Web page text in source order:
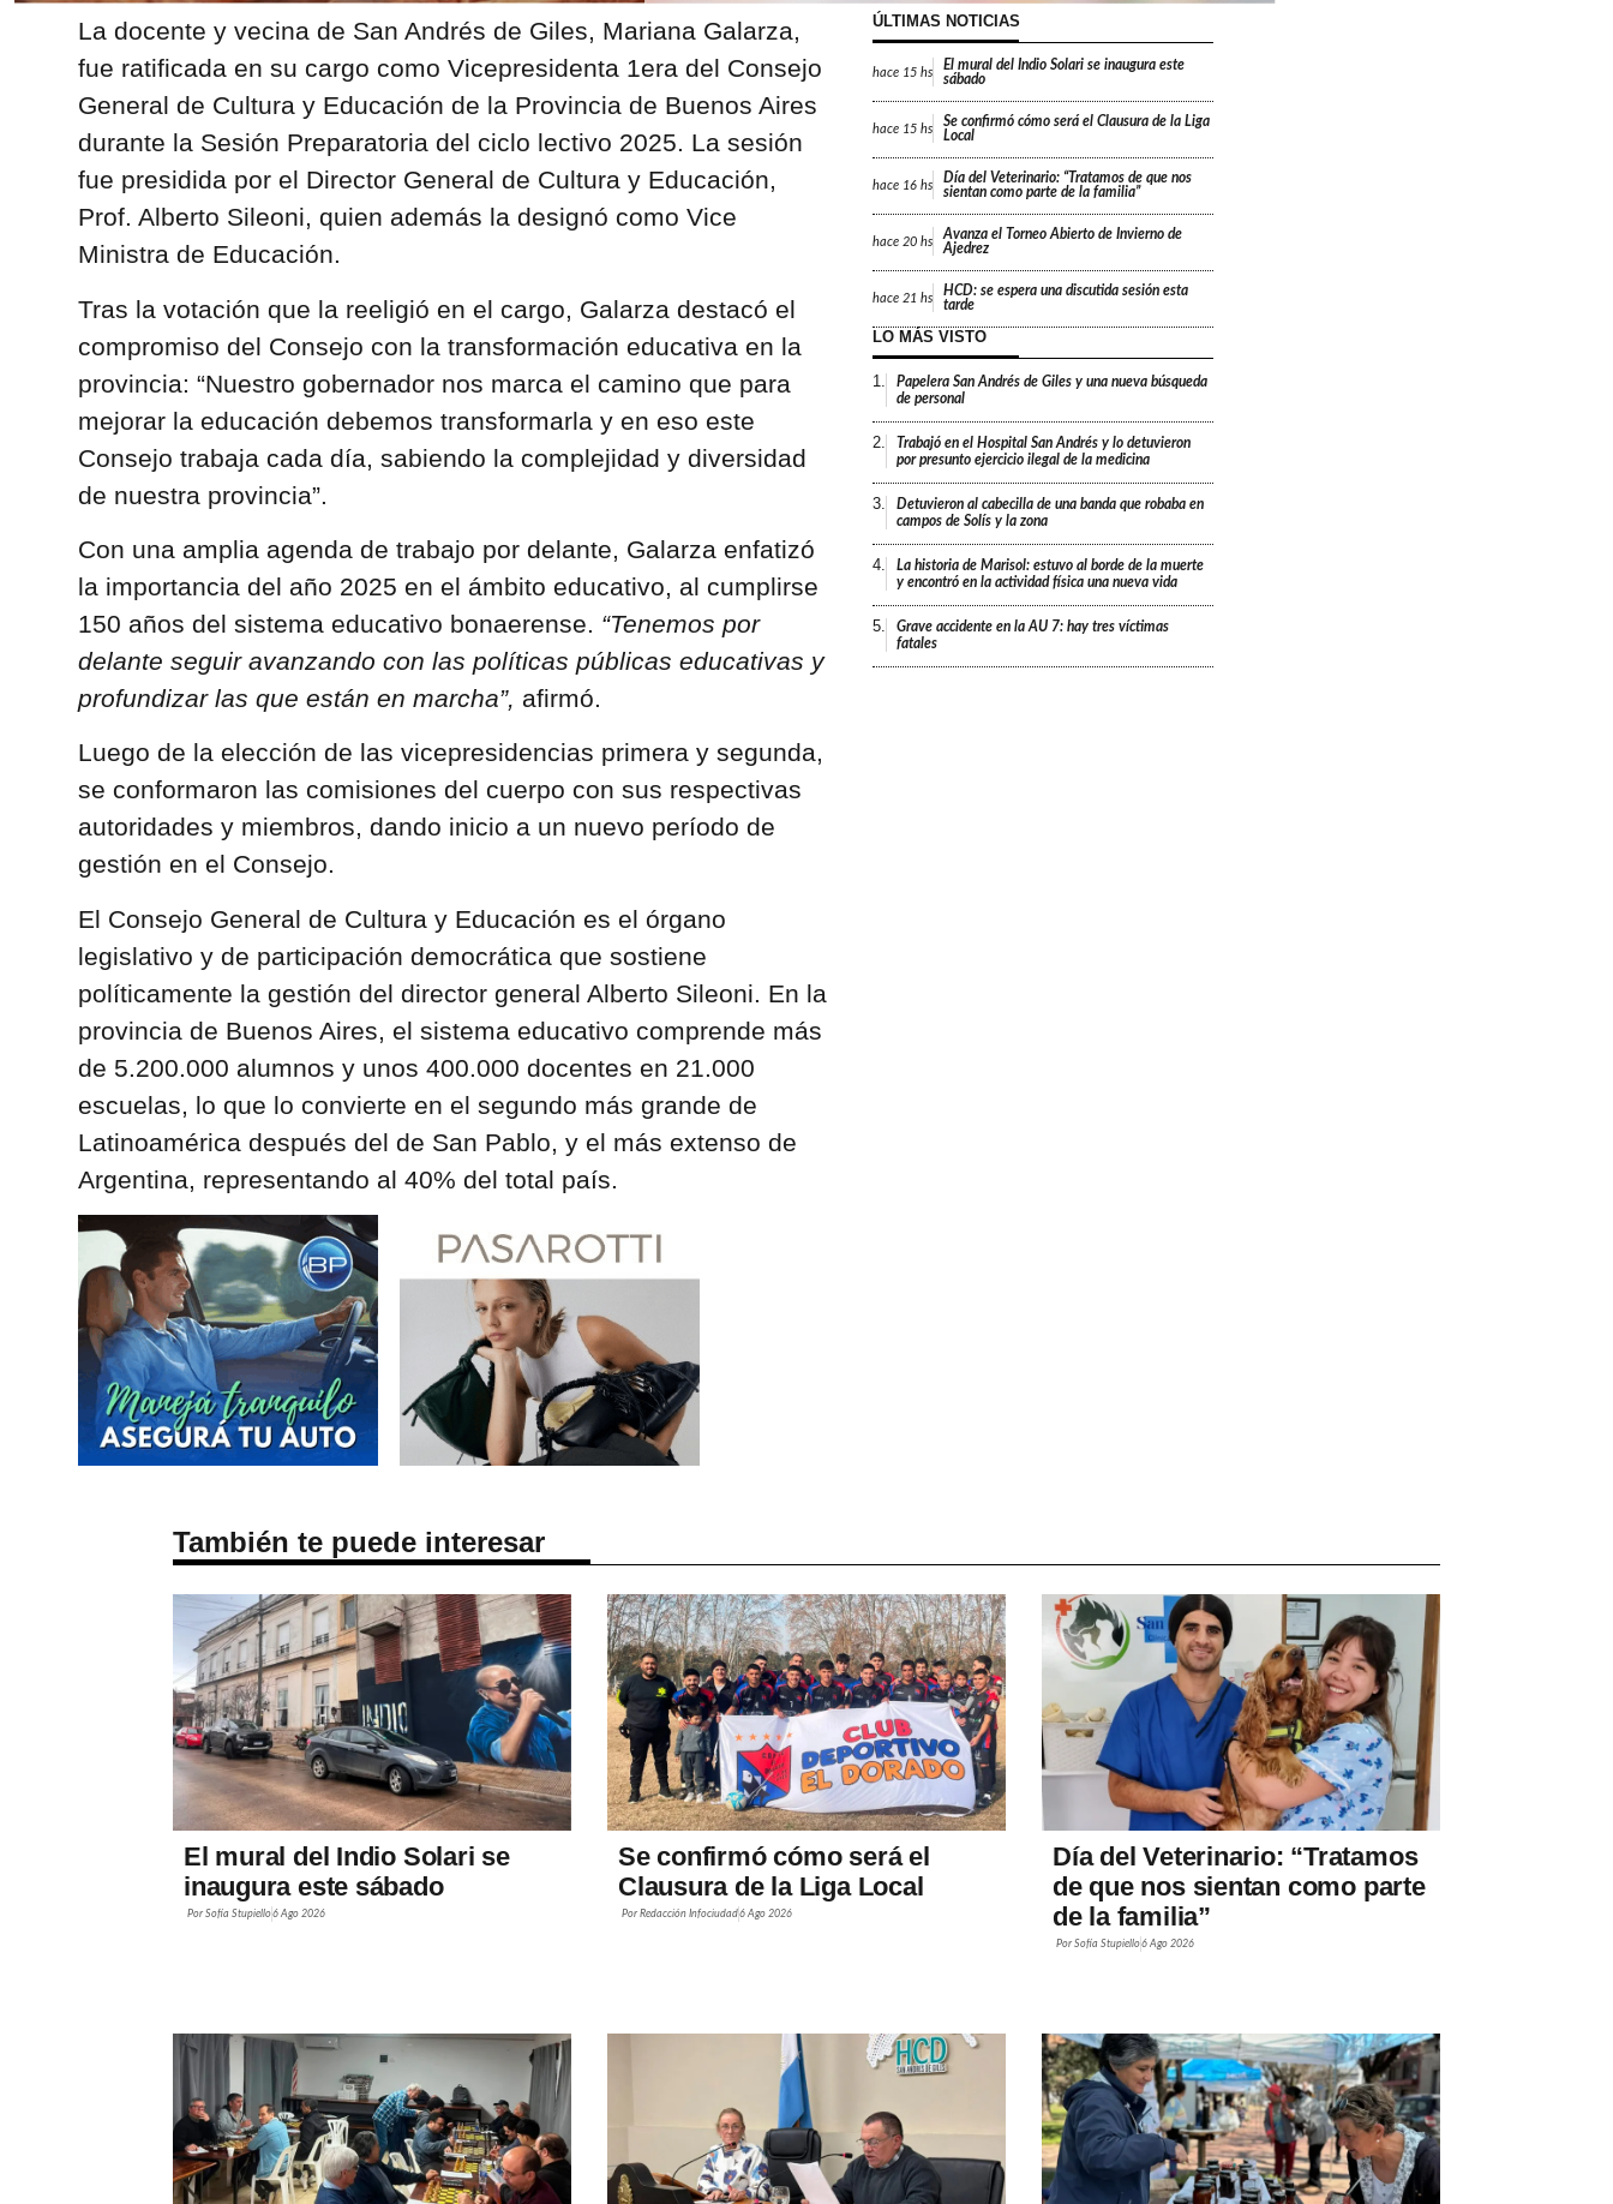
La docente y vecina de San Andrés de Giles, Mariana Galarza,
fue ratificada en su cargo como Vicepresidenta 1era del Consejo
General de Cultura y Educación de la Provincia de Buenos Aires
durante la Sesión Preparatoria del ciclo lectivo 2025. La sesión
fue presidida por el Director General de Cultura y Educación,
Prof. Alberto Sileoni, quien además la designó como Vice
Ministra de Educación.
Tras la votación que la reeligió en el cargo, Galarza destacó el
compromiso del Consejo con la transformación educativa en la
provincia: “Nuestro gobernador nos marca el camino que para
mejorar la educación debemos transformarla y en eso este
Consejo trabaja cada día, sabiendo la complejidad y diversidad
de nuestra provincia”.
Con una amplia agenda de trabajo por delante, Galarza enfatizó
la importancia del año 2025 en el ámbito educativo, al cumplirse
150 años del sistema educativo bonaerense. “Tenemos por
delante seguir avanzando con las políticas públicas educativas y
profundizar las que están en marcha”, afirmó.
Luego de la elección de las vicepresidencias primera y segunda,
se conformaron las comisiones del cuerpo con sus respectivas
autoridades y miembros, dando inicio a un nuevo período de
gestión en el Consejo.
El Consejo General de Cultura y Educación es el órgano
legislativo y de participación democrática que sostiene
políticamente la gestión del director general Alberto Sileoni. En la
provincia de Buenos Aires, el sistema educativo comprende más
de 5.200.000 alumnos y unos 400.000 docentes en 21.000
escuelas, lo que lo convierte en el segundo más grande de
Latinoamérica después del de San Pablo, y el más extenso de
Argentina, representando al 40% del total país.
ÚLTIMAS NOTICIAS
hace 15 hs
El mural del Indio Solari se inaugura este
sábado
hace 15 hs
Se confirmó cómo será el Clausura de la Liga
Local
hace 16 hs
Día del Veterinario: “Tratamos de que nos
sientan como parte de la familia”
hace 20 hs
Avanza el Torneo Abierto de Invierno de
Ajedrez
hace 21 hs
HCD: se espera una discutida sesión esta
tarde
LO MÁS VISTO
1.
Papelera San Andrés de Giles y una nueva búsqueda
de personal
2.
Trabajó en el Hospital San Andrés y lo detuvieron
por presunto ejercicio ilegal de la medicina
3.
Detuvieron al cabecilla de una banda que robaba en
campos de Solís y la zona
4.
La historia de Marisol: estuvo al borde de la muerte
y encontró en la actividad física una nueva vida
5.
Grave accidente en la AU 7: hay tres víctimas
fatales
También te puede interesar
El mural del Indio Solari se
inaugura este sábado
Por Sofía Stupiello6 Ago 2026
Se confirmó cómo será el
Clausura de la Liga Local
Por Redacción Infociudad6 Ago 2026
Día del Veterinario: “Tratamos
de que nos sientan como parte
de la familia”
Por Sofía Stupiello6 Ago 2026